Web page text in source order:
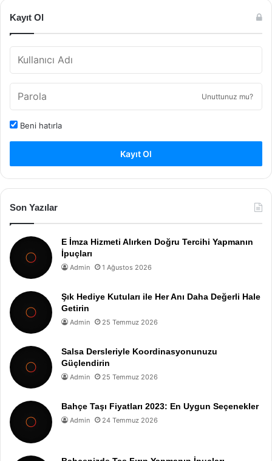
Kayıt Ol
Unuttunuz mu?
Beni hatırla
Kayıt Ol
Son Yazılar
E İmza Hizmeti Alırken Doğru Tercihi Yapmanın
İpuçları
Admin 1 Ağustos 2026
Şık Hediye Kutuları ile Her Anı Daha Değerli Hale
Getirin
Admin 25 Temmuz 2026
Salsa Dersleriyle Koordinasyonunuzu
Güçlendirin
Admin 25 Temmuz 2026
Bahçe Taşı Fiyatları 2023: En Uygun Seçenekler
Admin 24 Temmuz 2026